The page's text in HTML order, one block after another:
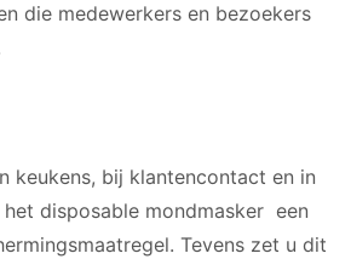
die medewerkers en bezoekers
keukens, bij klantencontact en in
disposable mondmasker een
Tevens zet u dit